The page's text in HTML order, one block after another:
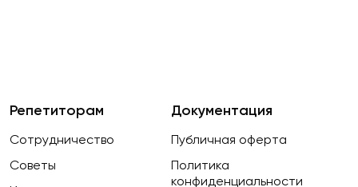
Документация
Публичная оферта
Политика
конфиденциальности
Репетиторам
Сотрудничество
Советы